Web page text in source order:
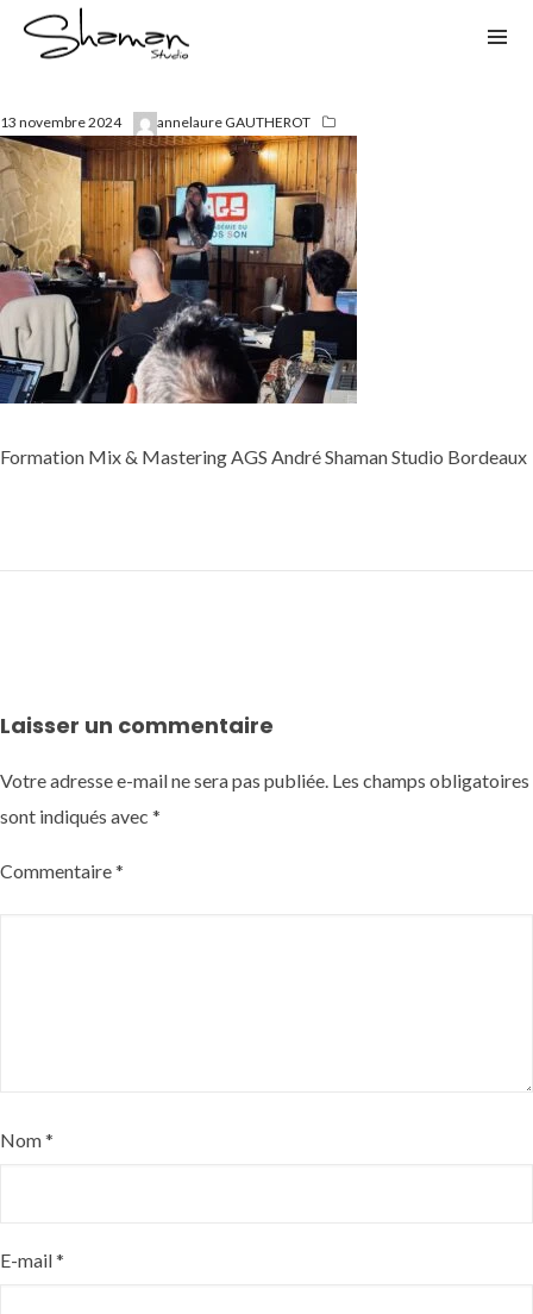
13 novembre 2024 annelaure GAUTHEROT
Formation Mix & Mastering AGS André Shaman Studio Bordeaux
Laisser un commentaire
Votre adresse e-mail ne sera pas publiée. Les champs obligatoires
sont indiqués avec *
Commentaire*
Nom*
E-mail*